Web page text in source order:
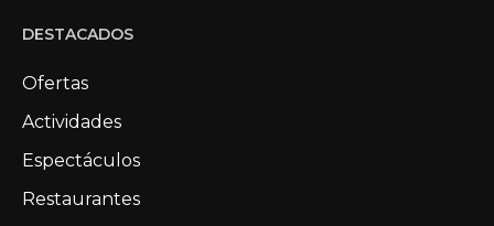
DESTACADOS
Ofertas
Actividades
Espectáculos
Restaurantes